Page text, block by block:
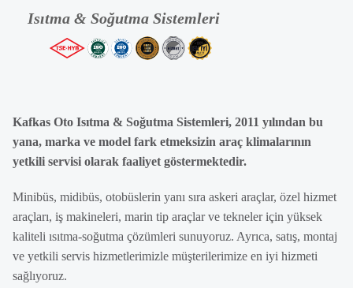
Kafkas Oto Isıtma & Soğutma Sistemleri, 2011 yılından bu
yana, marka ve model fark etmeksizin araç klimalarının
yetkili servisi olarak faaliyet göstermektedir.
Minibüs, midibüs, otobüslerin yanı sıra askeri araçlar, özel hizmet
araçları, iş makineleri, marin tip araçlar ve tekneler için yüksek
kaliteli ısıtma-soğutma çözümleri sunuyoruz. Ayrıca, satış, montaj
ve yetkili servis hizmetlerimizle müşterilerimize en iyi hizmeti
sağlıyoruz.